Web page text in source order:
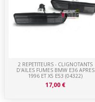
2 REPETITEURS - CLIGNOTANTS
D'AILES FUMES BMW E36 APRES
1996 ET X5 E53 (04322)
17,00 €